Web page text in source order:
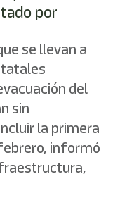
por
se llevan a
del
sin
la primera
informó